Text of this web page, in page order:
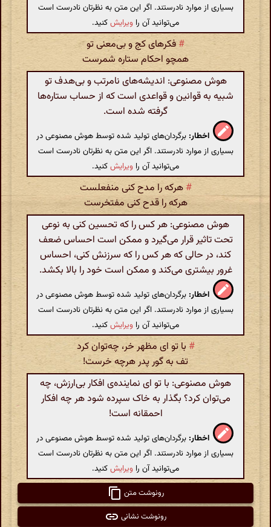
بسیاری از موارد نادرستند. اگر این متن به نظرتان نادرست است
می‌توانید آن را ویرایشکنید.
# فکرهای کج و بی‌معنی تو
همچو احکام ستاره شمرست
هوش مصنوعی: اندیشه‌های نامرتب و بی‌هدف تو
شبیه به قوانین و قواعدی است که از حساب ستاره‌ها
گرفته شده است.
اخطار: برگردان‌های تولید شده توسط هوش مصنوعی در
بسیاری از موارد نادرستند. اگر این متن به نظرتان نادرست است
می‌توانید آن را ویرایشکنید.
#هرکه را مدح کنی منفعلست
هرکه را قدح کنی مفتخرست
هوش مصنوعی: هر کس را که تحسین کنی به نوعی
تحت تاثیر قرار می‌گیرد و ممکن است احساس ضعف
کند، در حالی که هر کس را که سرزنش کنی، احساس
غرور بیشتری می‌کند و ممکن است خود را بالا بکشد.
اخطار: برگردان‌های تولید شده توسط هوش مصنوعی در
بسیاری از موارد نادرستند. اگر این متن به نظرتان نادرست است
می‌توانید آن را ویرایشکنید.
# با تو ای مظهر خر، چه‌توان کرد
تف به گور پدر هرچه خرست‌!
هوش مصنوعی: با تو ای نماینده‌ی افکار بی‌ارزش، چه
می‌توان کرد؟ بگذار به خاک سپرده شود هر چه افکار
احمقانه است!
اخطار: برگردان‌های تولید شده توسط هوش مصنوعی در
بسیاری از موارد نادرستند. اگر این متن به نظرتان نادرست است
می‌توانید آن را ویرایشکنید.
رونوشت متن
رونوشت نشانی